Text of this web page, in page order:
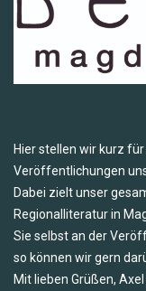
Hier stellen wir kurz
Veröffentlichungen
Dabei zielt unser
Regionalliteratur in
Sie selbst an der
so können wir gern
Mit lieben Grüßen,